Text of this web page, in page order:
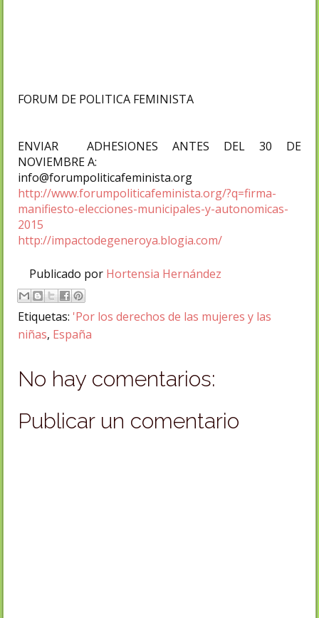
FORUM DE POLITICA FEMINISTA
ENVIAR ADHESIONES ANTES DEL 30 DE
NOVIEMBRE A:
info@forumpoliticafeminista.org
http://www.forumpoliticafeminista.org/?q=firma-
manifiesto-elecciones-municipales-y-autonomicas-
2015
http://impactodegeneroya.blogia.com/
Publicado por Hortensia Hernández
Etiquetas: 'Por los derechos de las mujeres y las
niñas, España
No hay comentarios:
Publicar un comentario